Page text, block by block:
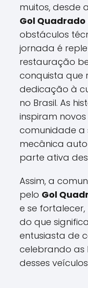
muitos, desde
Gol Quadrado
obstáculos
jornada é
restauração
conquista que
dedicação à
no Brasil. As
inspiram
comunidade a
mecânica
parte ativa
Assim, a
pelo Gol
e se
do que
entusiasta de
celebrando as
desses